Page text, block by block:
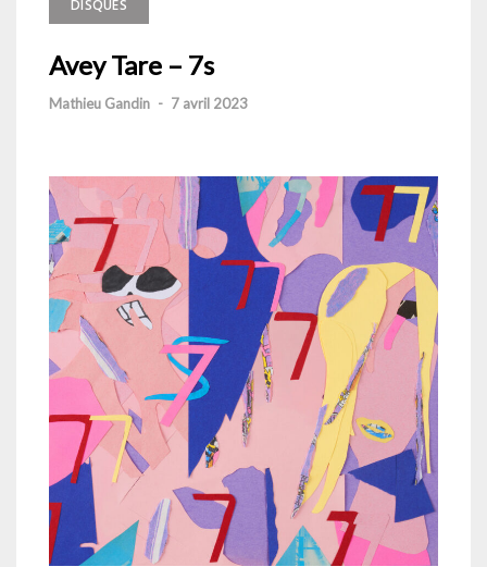
DISQUES
Avey Tare – 7s
Mathieu Gandin - 7 avril 2023